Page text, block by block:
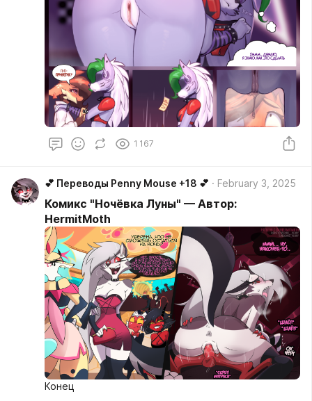
1 167
💕 Переводы Penny Mouse +18 💕 February 3, 2025
Комикс "Ночёвка Луны" — Автор:
HermitMoth
Конец